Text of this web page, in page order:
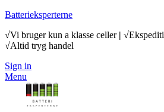
Batterieksperterne
√Vi bruger kun a klasse celler |
√Altid tryg handel
Sign in
Menu